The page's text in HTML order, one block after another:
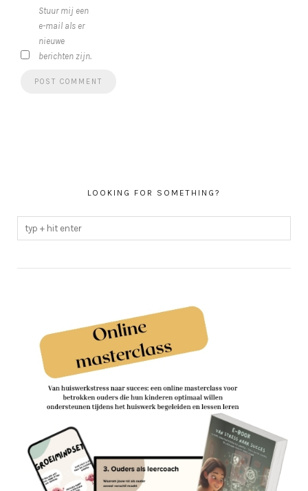
Stuur mij een
e-mail als er
nieuwe
berichten zijn.
LOOKING FOR SOMETHING?